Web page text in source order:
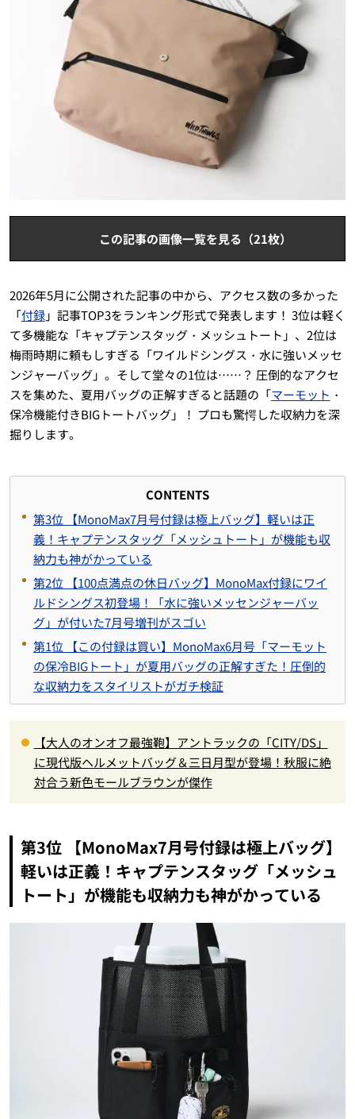
この記事の画像一覧を見る（21枚）
2026年5月に公開された記事の中から、アクセス数の多かった
「付録」記事TOP3をランキング形式で発表します！ 3位は軽く
て多機能な「キャプテンスタッグ・メッシュトート」、2位は
梅雨時期に頼もしすぎる「ワイルドシングス・水に強いメッセ
ンジャーバッグ」。そして堂々の1位は……？ 圧倒的なアクセ
スを集めた、夏用バッグの正解すぎると話題の「マーモット ・
保冷機能付きBIGトートバッグ」！ プロも驚愕した収納力を深
掘りします。
CONTENTS
第3位 【MonoMax7月号付録は極上バッグ】軽いは正
義！キャプテンスタッグ「メッシュトート」が機能も収
納力も神がかっている
第2位 【100点満点の休日バッグ】MonoMax付録にワイ
ルドシングス初登場！「水に強いメッセンジャーバッ
グ」が付いた7月号増刊がスゴい
第1位 【この付録は買い】MonoMax6月号「マーモット
の保冷BIGトート」が夏用バッグの正解すぎた！圧倒的
な収納力をスタイリストがガチ検証
【大人のオンオフ最強鞄】アントラックの「CITY/DS」
に現代版ヘルメットバッグ＆三日月型が登場！秋服に絶
対合う新色モールブラウンが傑作
第3位 【MonoMax7月号付録は極上バッグ】
軽いは正義！キャプテンスタッグ「メッシュ
トート」が機能も収納力も神がかっている